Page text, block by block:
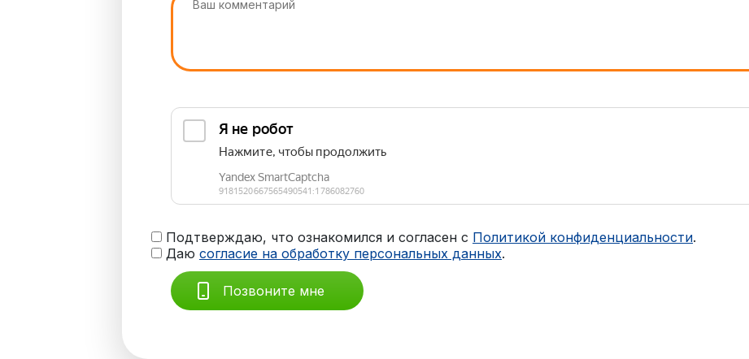
Подтверждаю, что ознакомился и согласен с Политикой конфиденциальности.
Даю согласие на обработку персональных данных.
Позвоните мне